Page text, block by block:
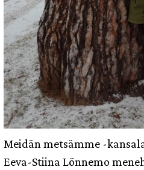
Meidän metsämme -
Eeva-Stiina Lönnemo